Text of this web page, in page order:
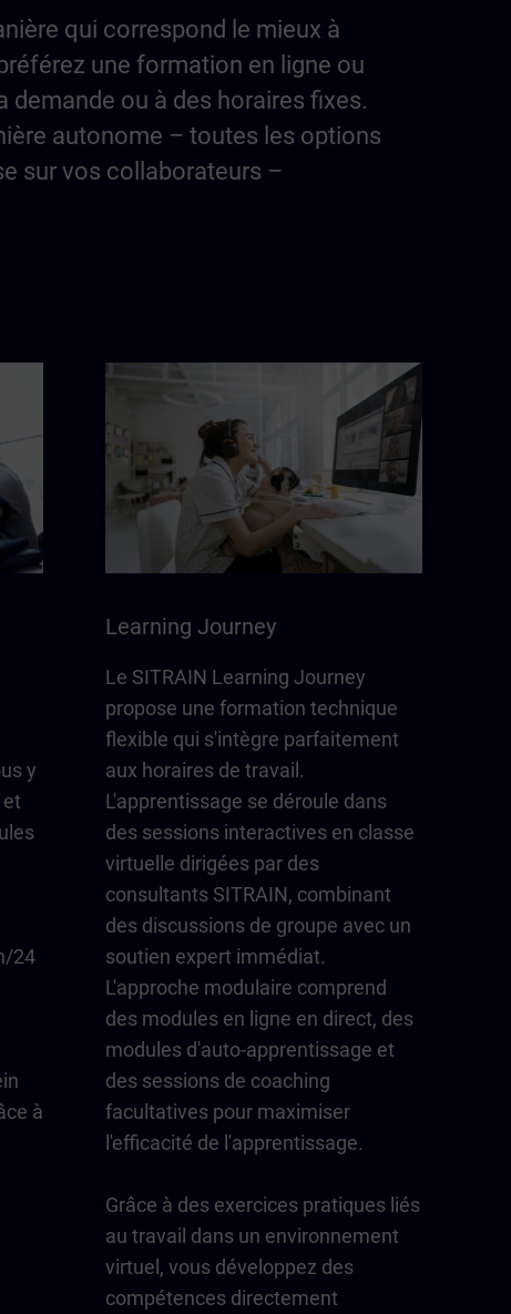
qui correspond le mieux à
une formation en ligne ou
demande ou à des horaires fixes.
autonome – toutes les options
sur vos collaborateurs –
y
24
à
Learning Journey
Le SITRAIN Learning Journey
propose une formation technique
flexible qui s'intègre parfaitement
aux horaires de travail.
L'apprentissage se déroule dans
des sessions interactives en classe
virtuelle dirigées par des
consultants SITRAIN, combinant
des discussions de groupe avec un
soutien expert immédiat.
L'approche modulaire comprend
des modules en ligne en direct, des
modules d'auto-apprentissage et
des sessions de coaching
facultatives pour maximiser
l'efficacité de l'apprentissage.
Grâce à des exercices pratiques liés
au travail dans un environnement
virtuel, vous développez des
compétences directement